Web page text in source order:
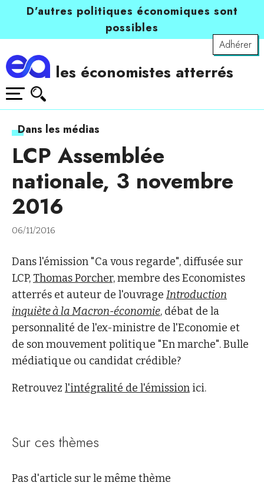
D’autres politiques économiques sont
possibles
Adhérer
les économistes atterrés
Dans les médias
LCP Assemblée
nationale, 3 novembre
2016
06/11/2016
Dans l'émission "Ca vous regarde", diffusée sur
LCP, Thomas Porcher,membre des Economistes
atterrés et auteur de l'ouvrage Introduction
inquiète à la Macron-économie, débat de la
personnalité de l'ex-ministre de l'Economie et
de son mouvement politique "En marche". Bulle
médiatique ou candidat crédible?
Retrouvez l'intégralité de l'émission ici.
Sur ces thèmes
Pas d'article sur le même thème